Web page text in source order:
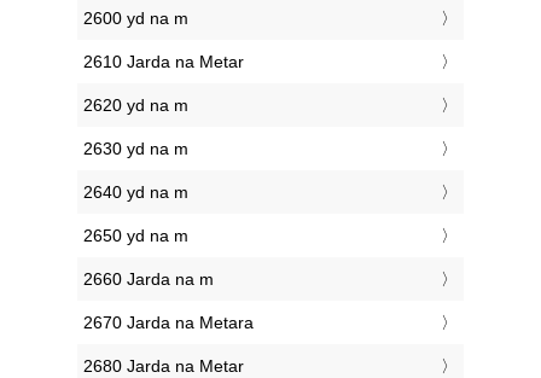
2600 yd na m
2610 Jarda na Metar
2620 yd na m
2630 yd na m
2640 yd na m
2650 yd na m
2660 Jarda na m
2670 Jarda na Metara
2680 Jarda na Metar